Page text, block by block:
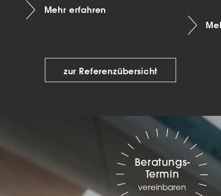
Mehr erfahren
zur Referenzübersicht
Beratungs-
Termin
vereinbaren